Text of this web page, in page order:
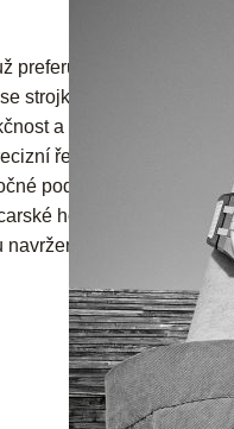
preferujete nadčasovou
strojky, u nás v JK
a styl. Vybírejte z
řemeslné
podmínky. Značky
hodinky, jsou z
navrženy tak, aby byly